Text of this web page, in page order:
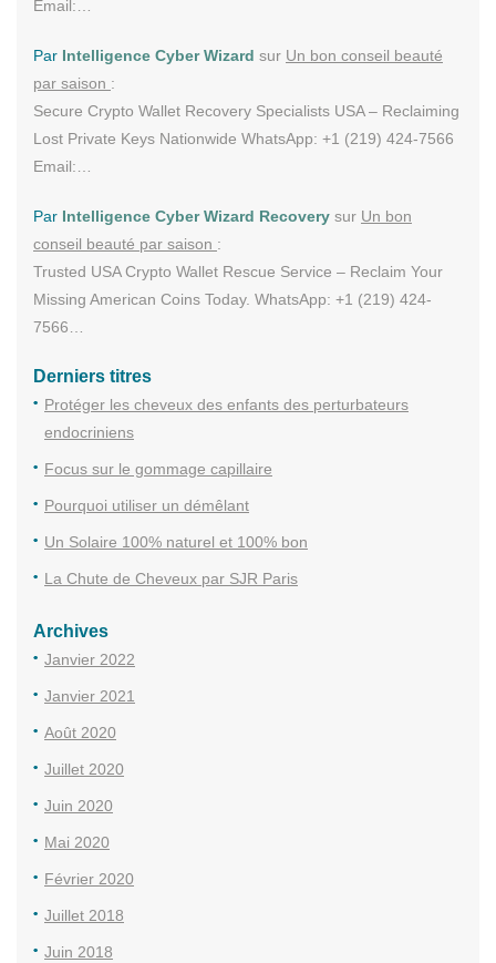
Email:…
Par Intelligence Cyber Wizard sur Un bon conseil beauté
par saison :
Secure Crypto Wallet Recovery Specialists USA – Reclaiming
Lost Private Keys Nationwide WhatsApp: +1 (219) 424-7566
Email:…
Par Intelligence Cyber Wizard Recovery sur Un bon
conseil beauté par saison :
Trusted USA Crypto Wallet Rescue Service – Reclaim Your
Missing American Coins Today. WhatsApp: +1 (219) 424-
7566…
Derniers titres
Protéger les cheveux des enfants des perturbateurs
endocriniens
Focus sur le gommage capillaire
Pourquoi utiliser un démêlant
Un Solaire 100% naturel et 100% bon
La Chute de Cheveux par SJR Paris
Archives
Janvier 2022
Janvier 2021
Août 2020
Juillet 2020
Juin 2020
Mai 2020
Février 2020
Juillet 2018
Juin 2018